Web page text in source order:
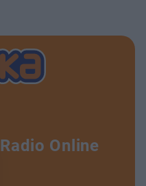
Radio Online